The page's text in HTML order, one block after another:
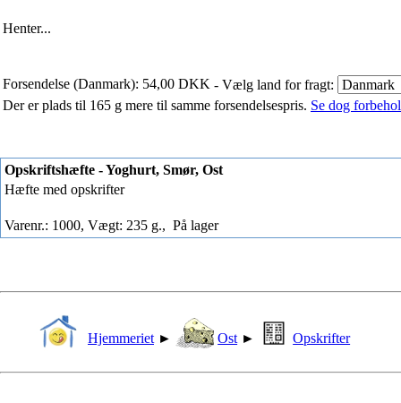
Henter...
Forsendelse (Danmark): 54,00 DKK - Vælg land for fragt:
Der er plads til 165 g mere til samme forsendelsespris. Se dog
Opskriftshæfte - Yoghurt, Smør, Ost
Hæfte med opskrifter
Varenr.: 1000, Vægt: 235 g., På lager
Hjemmeriet ► Ost ► Opskrifter